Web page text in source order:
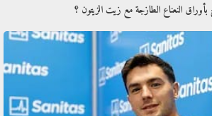
بأوراق النعناع الطازجة مع زيت الزيتون ؟